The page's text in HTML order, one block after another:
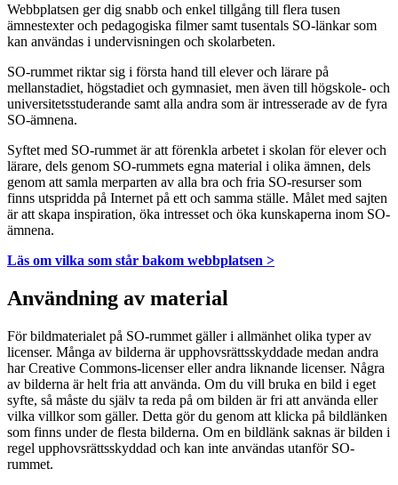
Webbplatsen ger dig snabb och enkel tillgång till flera tusen
ämnestexter och pedagogiska filmer samt tusentals SO-länkar som
kan användas i undervisningen och skolarbeten.
SO-rummet riktar sig i första hand till elever och lärare på
mellanstadiet, högstadiet och gymnasiet, men även till högskole- och
universitetsstuderande samt alla andra som är intresserade av de fyra
SO-ämnena.
Syftet med SO-rummet är att förenkla arbetet i skolan för elever och
lärare, dels genom SO-rummets egna material i olika ämnen, dels
genom att samla merparten av alla bra och fria SO-resurser som
finns utspridda på Internet på ett och samma ställe. Målet med sajten
är att skapa inspiration, öka intresset och öka kunskaperna inom SO-
ämnena.
Läs om vilka som står bakom webbplatsen >
Användning av material
För bildmaterialet på SO-rummet gäller i allmänhet olika typer av
licenser. Många av bilderna är upphovsrättsskyddade medan andra
har Creative Commons-licenser eller andra liknande licenser. Några
av bilderna är helt fria att använda. Om du vill bruka en bild i eget
syfte, så måste du själv ta reda på om bilden är fri att använda eller
vilka villkor som gäller. Detta gör du genom att klicka på bildlänken
som finns under de flesta bilderna. Om en bildlänk saknas är bilden i
regel upphovsrättsskyddad och kan inte användas utanför SO-
rummet.